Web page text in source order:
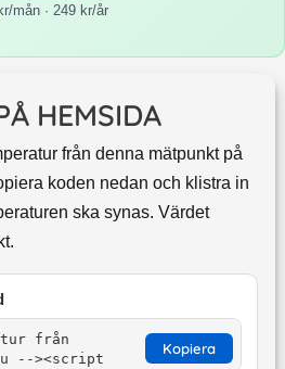
mån · 249 kr/år
HEMSIDA
från denna mätpunkt på
koden nedan och klistra in
ska synas. Värdet
Kopiera